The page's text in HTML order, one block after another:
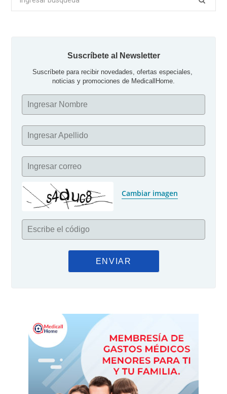
Suscríbete al Newsletter
Suscríbete para recibir novedades, ofertas especiales,
noticias y promociones de MedicallHome.
Ingresar Nombre
Ingresar Apellido
Ingresar correo
Cambiar imagen
Escribe el código